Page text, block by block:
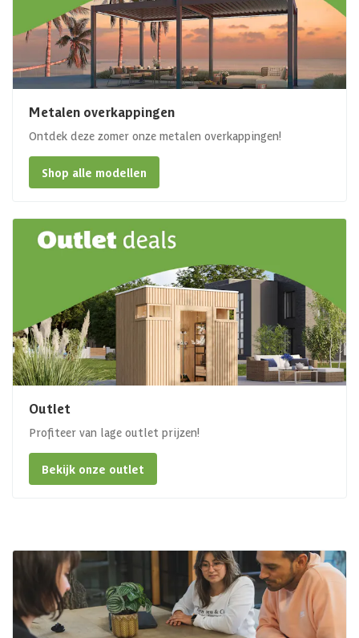
Metalen overkappingen
Ontdek deze zomer onze metalen overkappingen!
Shop alle modellen
Outlet
Profiteer van lage outlet prijzen!
Bekijk onze outlet